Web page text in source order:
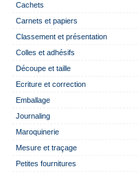
Cachets
Carnets et papiers
Classement et présentation
Colles et adhésifs
Découpe et taille
Ecriture et correction
Emballage
Journaling
Maroquinerie
Mesure et traçage
Petites fournitures